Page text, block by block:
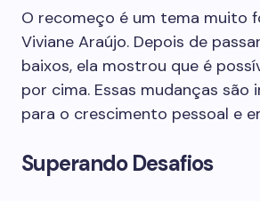
O recomeço é um tema muito
Viviane Araújo. Depois de
baixos, ela mostrou que é
por cima. Essas mudanças são
para o crescimento pessoal e
Superando Desafios